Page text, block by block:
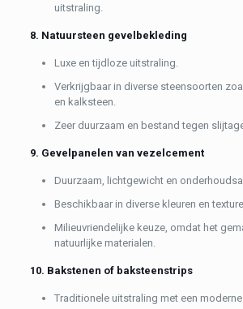
uitstraling.
8. Natuursteen gevelbekleding
Luxe en tijdloze uitstraling.
Verkrijgbaar in diverse steensoorten
en kalksteen.
Zeer duurzaam en bestand tegen
9. Gevelpanelen van vezelcement
Duurzaam, lichtgewicht en
Beschikbaar in diverse kleuren en
Milieuvriendelijke keuze, omdat het
natuurlijke materialen.
10. Bakstenen of baksteenstrips
Traditionele uitstraling met een moderne